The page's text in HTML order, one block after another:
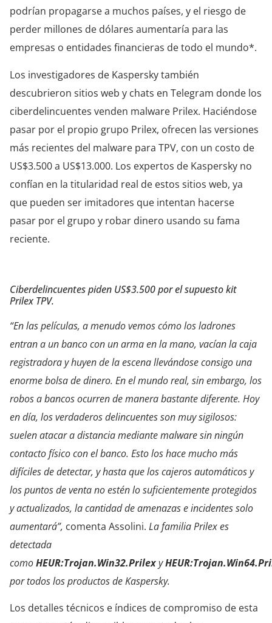
podrían propagarse a muchos países, y el riesgo de
perder millones de dólares aumentaría para las
empresas o entidades financieras de todo el mundo*.
Los investigadores de Kaspersky también
descubrieron sitios web y chats en Telegram donde los
ciberdelincuentes venden malware Prilex. Haciéndose
pasar por el propio grupo Prilex, ofrecen las versiones
más recientes del malware para TPV, con un costo de
US$3.500 a US$13.000. Los expertos de Kaspersky no
confían en la titularidad real de estos sitios web, ya
que pueden ser imitadores que intentan hacerse
pasar por el grupo y robar dinero usando su fama
reciente.
Ciberdelincuentes piden US$3.500 por el supuesto kit
Prilex TPV.
“En las películas, a menudo vemos cómo los ladrones
entran a un banco con un arma en la mano, vacían la caja
registradora y huyen de la escena llevándose consigo una
enorme bolsa de dinero. En el mundo real, sin embargo, los
robos a bancos ocurren de manera bastante diferente. Hoy
en día, los verdaderos delincuentes son muy sigilosos:
suelen atacar a distancia mediante malware sin ningún
contacto físico con el banco. Esto los hace mucho más
difíciles de detectar, y hasta que los cajeros automáticos y
los puntos de venta no estén lo suficientemente protegidos
y actualizados, la cantidad de amenazas e incidentes solo
aumentará”, comenta Assolini. La familia Prilex es
detectada
comoHEUR:Trojan.Win32.Prilexy
por todos los productos de Kaspersky.
Los detalles técnicos e índices de compromiso de esta